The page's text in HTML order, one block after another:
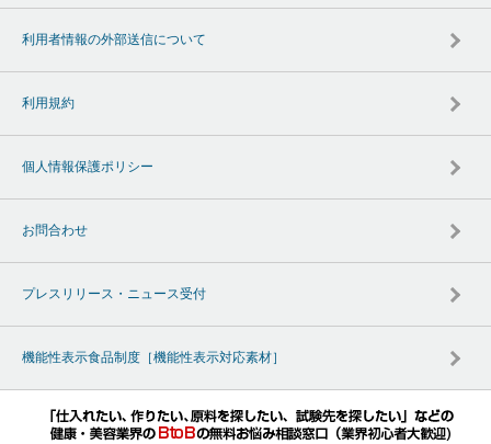
利用者情報の外部送信について
利用規約
個人情報保護ポリシー
お問合わせ
プレスリリース・ニュース受付
機能性表示食品制度［機能性表示対応素材］